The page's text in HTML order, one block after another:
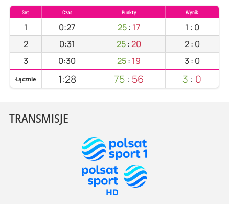
Set Czas Punkty Wynik
1 0:27 25: 17 1 : 0
2
0:31 25:20 2: 0
3
0:30 25: 19 3: 0
Łącznie 1:28 75 : 56 3 : 0
TRANSMISJE